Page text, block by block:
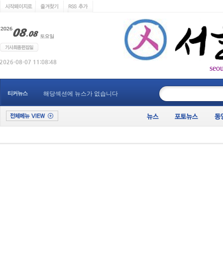
티커뉴스 해당섹션에 뉴스가 없습니다